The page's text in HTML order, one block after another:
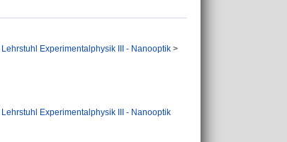
Lehrstuhl Experimentalphysik III - Nanooptik >
Lehrstuhl Experimentalphysik III - Nanooptik